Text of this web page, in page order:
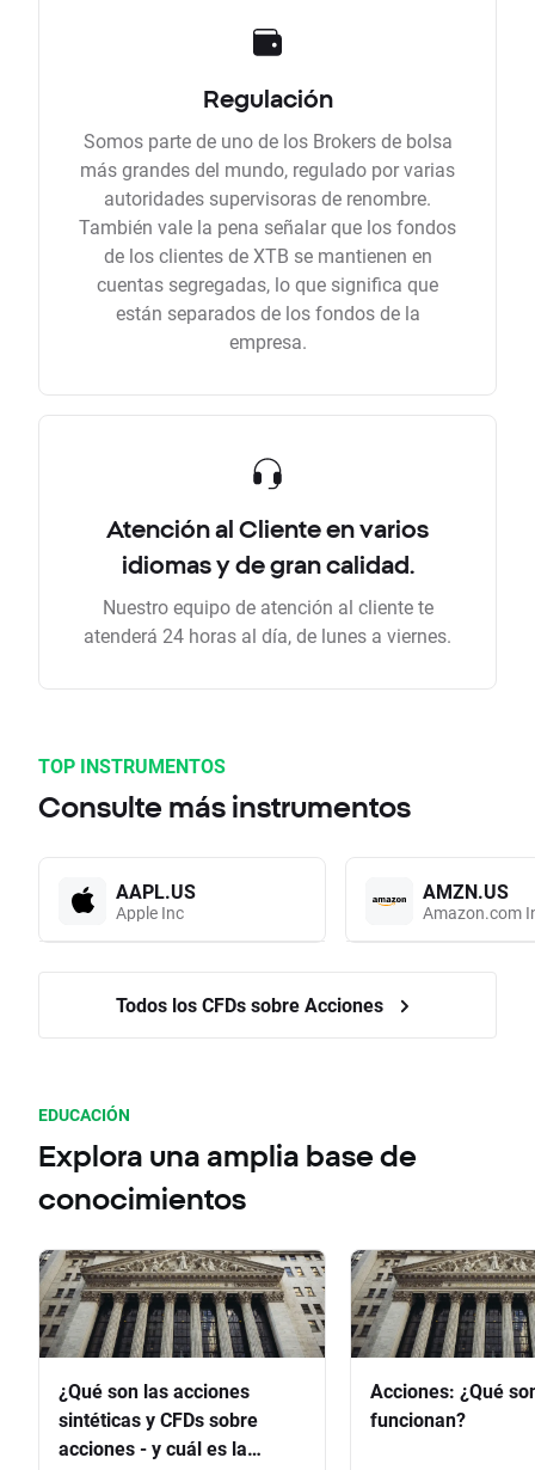
Regulación
Somos parte de uno de los Brokers de bolsa
más grandes del mundo, regulado por varias
autoridades supervisoras de renombre.
También vale la pena señalar que los fondos
de los clientes de XTB se mantienen en
cuentas segregadas, lo que significa que
están separados de los fondos de la
empresa.
Atención al Cliente en varios
idiomas y de gran calidad.
Nuestro equipo de atención al cliente te
atenderá 24 horas al día, de lunes a viernes.
TOP INSTRUMENTOS
Consulte más instrumentos
AAPL.US
Apple Inc
AMZN.US
Amazon.com
Todos los CFDs sobre Acciones
EDUCACIÓN
Explora una amplia base de
conocimientos
¿Qué son las acciones
sintéticas y CFDs sobre
acciones - y cuál es la
Acciones: ¿Qué
funcionan?